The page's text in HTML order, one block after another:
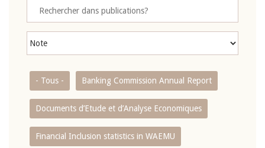
- Tous - Banking Commission Annual Report
Documents d’Etude et d’Analyse Economiques
Financial Inclusion statistics in WAEMU